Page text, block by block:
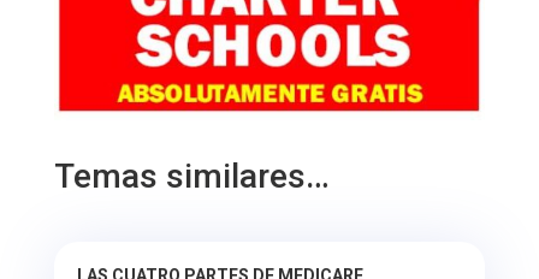
Temas similares…
LAS CUATRO PARTES DE MEDICARE